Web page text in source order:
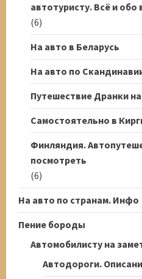
автотуристу. Всё и обо
(6)
На авто в Беларусь
На авто по
Путешествие Дранки
Самостоятельно в
Финляндия.
посмотреть
(6)
На авто по странам. Инфо
Пение бороды
Автомобилисту на
Автодороги.